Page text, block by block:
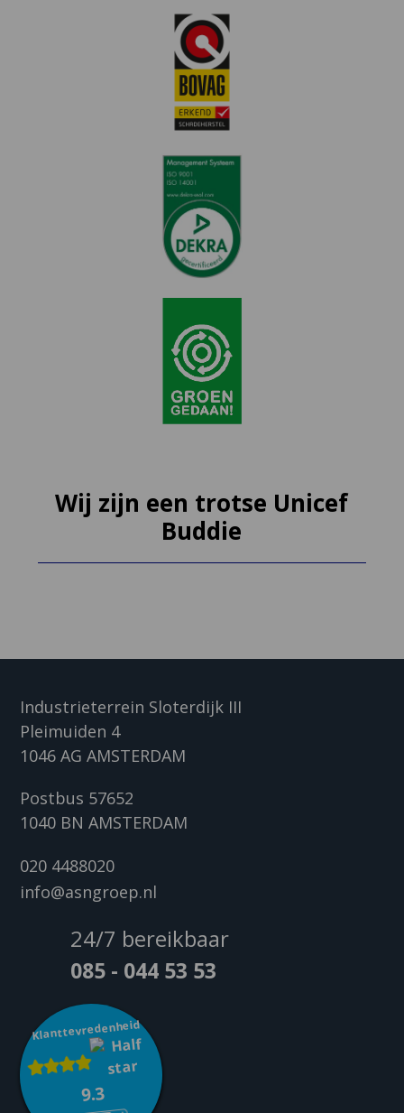
Wij zijn een trotse Unicef
Buddie
Industrieterrein Sloterdijk III
Pleimuiden 4
1046 AG AMSTERDAM
Postbus 57652
1040 BN AMSTERDAM
020 4488020
info@asngroep.nl
24/7 bereikbaar
085 - 044 53 53
Klanttevredenheid
9.3